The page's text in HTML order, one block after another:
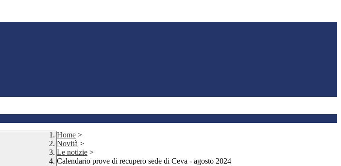
Home >
Novità >
Le notizie >
Calendario prove di recupero sede di Ceva - agosto 2024